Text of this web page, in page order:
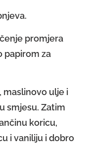
promjera
papirom za
maslinovo ulje i
smjesu. Zatim
koricu,
i vaniliju i dobro